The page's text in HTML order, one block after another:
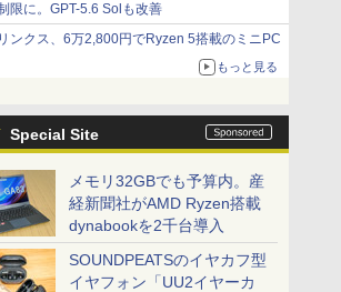
限に。GPT-5.6 Solも改善
ンクス、6万2,800円でRyzen 5搭載のミニPC
もっと見る
Special Site
メモリ32GBでも予算内。産
経新聞社がAMD Ryzen搭載
dynabookを2千台導入
SOUNDPEATSのイヤカフ型
イヤフォン「UU2イヤーカ